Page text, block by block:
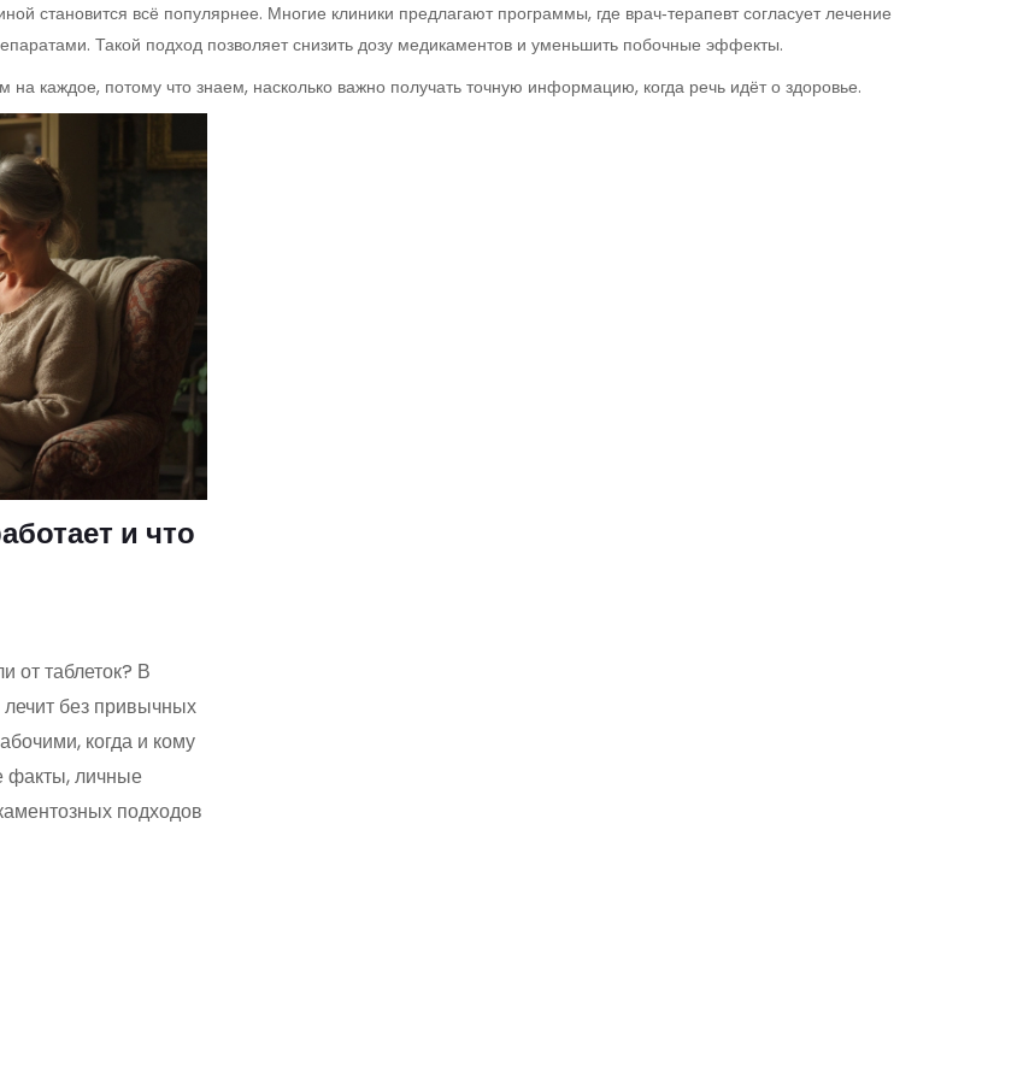
становится всё популярнее. Многие клиники предлагают программы, где врач‑терапевт согласует лечение
Такой подход позволяет снизить дозу медикаментов и уменьшить побочные эффекты.
каждое, потому что знаем, насколько важно получать точную информацию, когда речь идёт о здоровье.
и что
от таблеток? В
лечит без привычных
когда и кому
факты, личные
подходов